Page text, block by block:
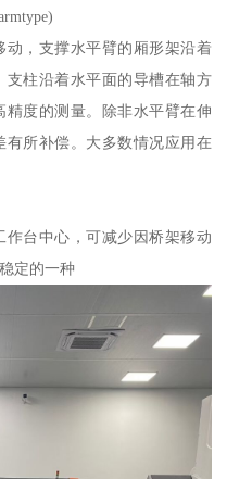
，支撑水平臂的厢形架沿着
柱沿着水平面的导槽在轴方
度的测量。除非水平臂在伸
有所补偿。大多数情况应用在
台中心，可减少因桥架移动
定的一种